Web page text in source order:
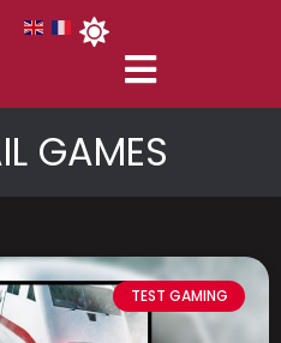
GAMES
TEST GAMING